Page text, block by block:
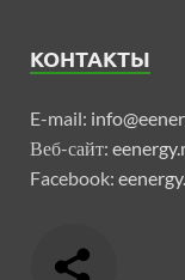
КОНТАКТЫ
E-mail:
Веб-сайт:
Facebook: